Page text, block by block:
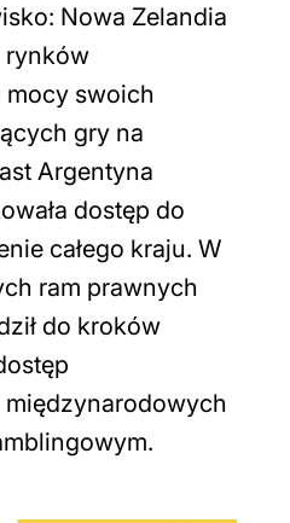
Nowa Zelandia
rynków
swoich
gry na
Argentyna
dostęp do
całego kraju. W
ram prawnych
do kroków